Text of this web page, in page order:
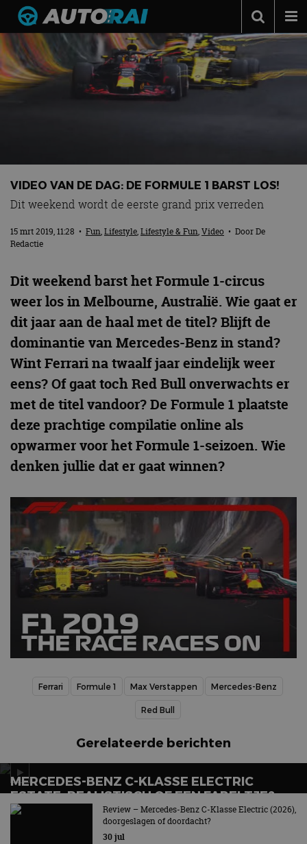
Autonieuws
Podcast
MotorRAI.nl
VIDEO VAN DE DAG: DE FORMULE 1 BARST LOS!
Dit weekend wordt de eerste grand prix verreden
15 mrt 2019, 11:28 • Fun,Lifestyle,Lifestyle & Fun,Video • DoorDe
Redactie
Dit weekend barst het Formule 1-circus
weer los in Melbourne, Australië. Wie gaat er
dit jaar aan de haal met de titel? Blijft de
dominantie van Mercedes-Benz in stand?
Wint Ferrari na twaalf jaar eindelijk weer
eens? Of gaat toch Red Bull onverwachts er
met de titel vandoor? De Formule 1 plaatste
deze prachtige compilatie online als
opwarmer voor het Formule 1-seizoen. Wie
denken jullie dat er gaat winnen?
Ferrari Formule 1 Max Verstappen Mercedes-Benz
Red Bull
Gerelateerde berichten
MERCEDES-BENZ C-KLASSE ELECTRIC
ESTATE: REALISTISCH OF EEN FABELTJE?
Het verlossende antwoordReview – Mercedes-Benz C-Klasse Electric (2026),
doorgeslagen of doordacht?
30 jul